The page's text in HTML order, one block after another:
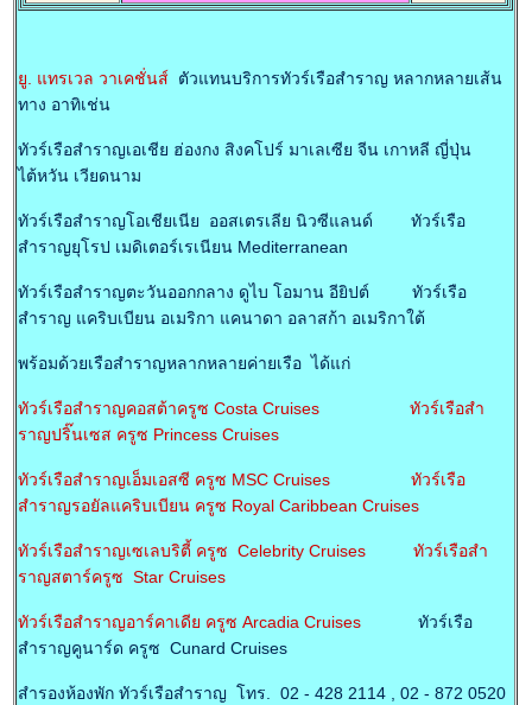
ยู. แทรเวล วาเคชั่นส์ ตัวแทนบริการทัวร์เรือสำราญ หลากหลายเส้น
ทาง อาทิเช่น
ทัวร์เรือสำราญเอเชีย ฮ่องกง สิงคโปร์ มาเลเซีย จีน เกาหลี ญี่ปุ่น
ไต้หวัน เวียดนาม
ทัวร์เรือสำราญโอเชียเนีย ออสเตรเลีย นิวซีแลนด์ ทัวร์เรือ
สำราญยุโรป เมดิเตอร์เรเนียน Mediterranean
ทัวร์เรือสำราญตะวันออกกลาง ดูไบ โอมาน อียิปต์ ทัวร์เรือ
สำราญ แคริบเบียน อเมริกา แคนาดา อลาสก้า อเมริกาใต้
พร้อมด้วยเรือสำราญหลากหลายค่ายเรือ ได้แก่
ทัวร์เรือสำราญคอสต้าครูซ Costa Cruises
ทัวร์เรือสำ
ราญปริ๊นเซส ครูซ Princess Cruises
ทัวร์เรือสำราญเอ็มเอสซี ครูซ MSC Cruises
ทัวร์เรือ
สำราญรอยัลแคริบเบียน ครูซ Royal Caribbean Cruises
ทัวร์เรือสำราญเซเลบริตี้ ครูซ Celebrity Cruises
ทัวร์เรือสำ
ราญสตาร์ครูซ Star Cruises
ทัวร์เรือสำราญอาร์คาเดีย ครูซ Arcadia Cruises ทัวร์เรือ
สำราญคูนาร์ด ครูซ Cunard Cruises
สำรองห้องพัก ทัวร์เรือสำราญ โทร. 02 - 428 2114 , 02 - 872 0520